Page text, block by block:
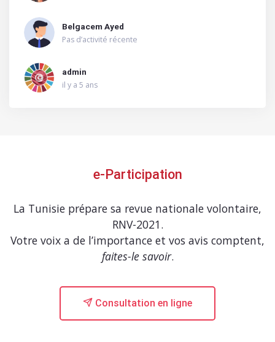
Belgacem Ayed
Pas d’activité récente
admin
il y a 5 ans
e-Participation
La Tunisie prépare sa revue nationale volontaire,
RNV-2021.
Votre voix a de l’importance et vos avis comptent,
faites-le savoir.
Consultation en ligne